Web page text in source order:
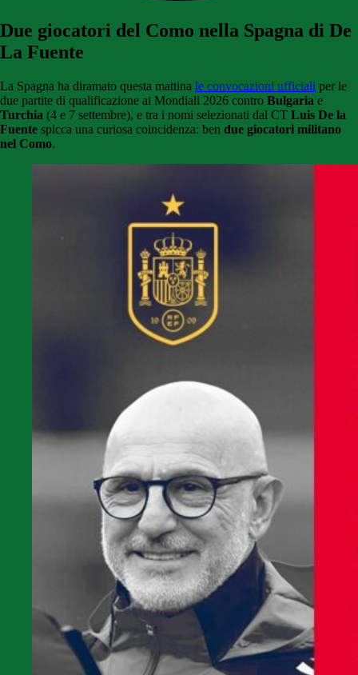
Due giocatori del Como nella Spagna di De
La Fuente
La Spagna ha diramato questa mattina le convocazioni ufficiali per le
due partite di qualificazione ai Mondiali 2026 contro Bulgaria e
Turchia (4 e 7 settembre), e tra i nomi selezionati dal CT Luis De la
Fuente spicca una curiosa coincidenza: ben due giocatori militano
nel Como.